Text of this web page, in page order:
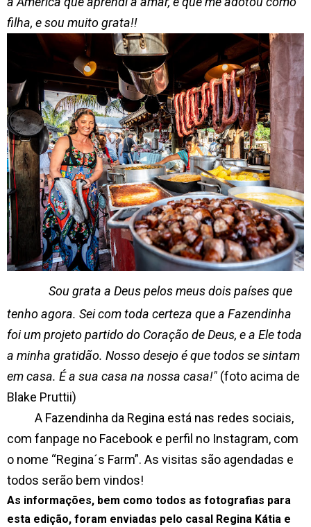
filha, e sou muito grata!!
Sou grata a Deus pelos meus dois países que
tenho agora. Sei com toda certeza que a Fazendinha
foi um projeto partido do Coração de Deus, e a Ele toda
a minha gratidão. Nosso desejo é que todos se sintam
em casa. É a sua casa na nossa casa!" (foto acima de
Blake Pruttii)
A Fazendinha da Regina está nas redes sociais,
com fanpage no Facebook e perfil no Instagram, com
o nome “Regina´s Farm”. As visitas são agendadas e
todos serão bem vindos!
As informações, bem como todos as fotografias para
esta edição, foram enviadas pelo casal Regina Kátia e